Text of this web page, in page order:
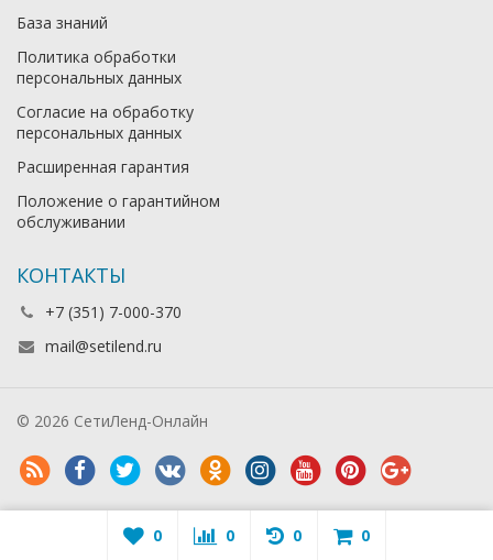
База знаний
Политика обработки
персональных данных
Согласие на обработку
персональных данных
Расширенная гарантия
Положение о гарантийном
обслуживании
КОНТАКТЫ
+7 (351) 7-000-370
mail@setilend.ru
© 2026 СетиЛенд-Онлайн
0 0 0 0